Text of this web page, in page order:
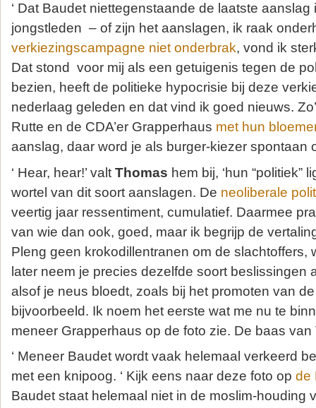
‘ Dat Baudet niettegenstaande de laatste
jongstleden – of zijn het aanslagen, ik raak
verkiezingscampagne niet onderbrak, vond ik
Dat stond voor mij als een getuigenis tegen de
bezien, heeft de politieke hypocrisie bij deze
nederlaag geleden en dat vind ik goed nieuws.
Rutte en de CDA’er Grapperhaus met hun
aanslag, daar word je als burger-kiezer spontaan
‘ Hear, hear!’ valt Thomas hem bij, ‘hun “politiek”
wortel van dit soort aanslagen. De neoliberale
veertig jaar ressentiment, cumulatief. Daarmee
van wie dan ook, goed, maar ik begrijp de
Pleng geen krokodillentranen om de slachtoffers,
later neem je precies dezelfde soort beslissingen
alsof je neus bloedt, zoals bij het promoten van
bijvoorbeeld. Ik noem het eerste wat me nu te
meneer Grapperhaus op de foto zie. De baas van
‘ Meneer Baudet wordt vaak helemaal verkeerd
met een knipoog. ‘ Kijk eens naar deze foto op de
Baudet staat helemaal niet in de moslim-houding